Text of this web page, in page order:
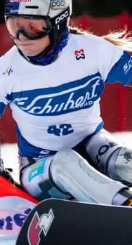
Curling
Dostihy
Florbal
Futsal
Golf
Gymnastika